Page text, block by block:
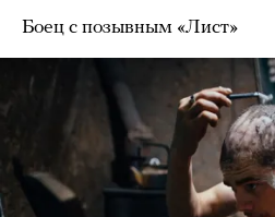
Боец с позывным «Лист»